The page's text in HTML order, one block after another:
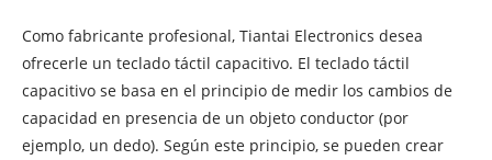
Como fabricante profesional, Tiantai Electronics desea
ofrecerle un teclado táctil capacitivo. El teclado táctil
capacitivo se basa en el principio de medir los cambios de
capacidad en presencia de un objeto conductor (por
ejemplo, un dedo). Según este principio, se pueden crear